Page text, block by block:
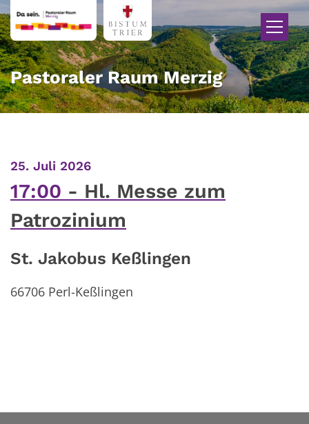
Zum Inhalt springen
Pastoraler Raum Merzig
25. Juli 2026:
17:00
Hl. Messe zum
Patrozinium
St. Jakobus Keßlingen
66706 Perl-Keßlingen